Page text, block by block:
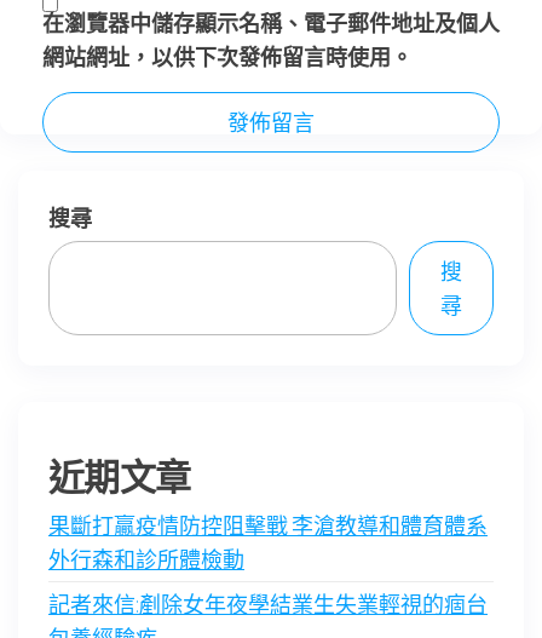
在瀏覽器中儲存顯示名稱、電子郵件地址及個人
網站網址，以供下次發佈留言時使用。
搜尋
搜
尋
近期文章
果斷打贏疫情防控阻擊戰 李滄教導和體育體系
外行森和診所體檢動
記者來信:剷除女年夜學結業生失業輕視的痼台